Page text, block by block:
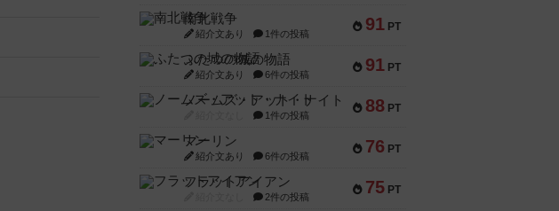
91 PT
南北戦争
紹介文あり 1件の投稿
91 PT
ふたつの城の物語
紹介文あり 6件の投稿
88 PT
ノームズ・アット・ナイト
1件の投稿
76 PT
マーリン
紹介文あり 6件の投稿
75 PT
フラットアイアン
2件の投稿